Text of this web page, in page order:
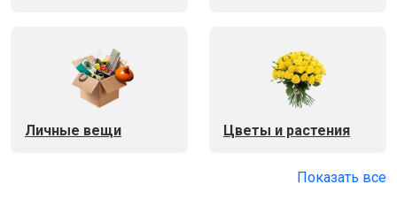
Личные вещи Цветы и растения
Показать все